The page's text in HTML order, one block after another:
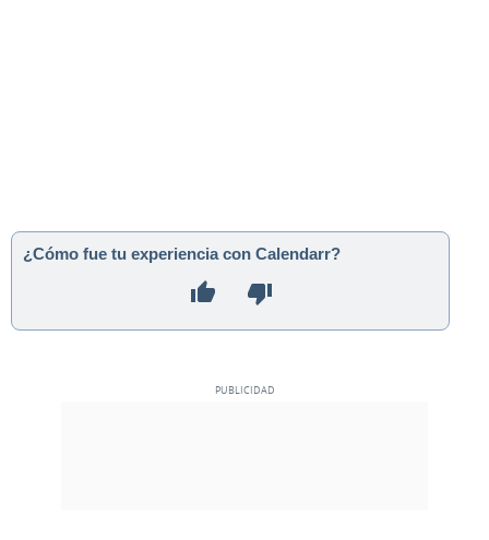
¿Cómo fue tu experiencia con Calendarr?